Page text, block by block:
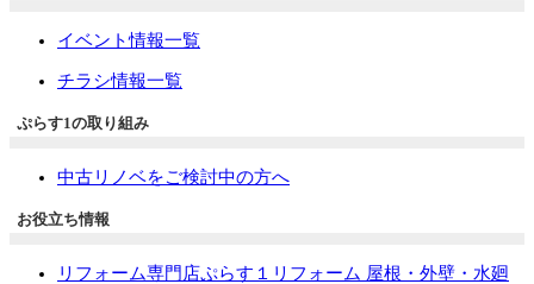
イベント情報一覧
チラシ情報一覧
ぷらす1の取り組み
中古リノベをご検討中の方へ
お役立ち情報
リフォーム専門店ぷらす１リフォーム 屋根・外壁・水廻